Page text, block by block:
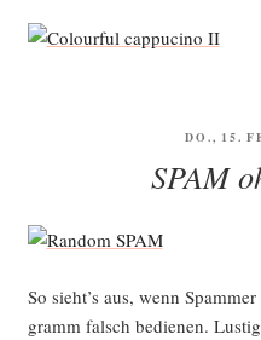
DO., 15.
SPAM
So sieht’s aus, wenn
gramm falsch bedie­nen.